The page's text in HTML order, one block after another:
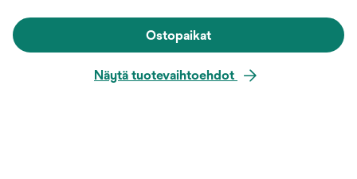
Ostopaikat
Näytä tuotevaihtoehdot